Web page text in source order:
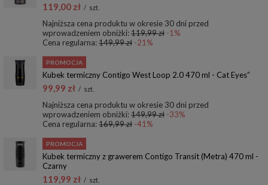
119,00 zł / szt.
Najniższa cena produktu w okresie 30 dni przed
wprowadzeniem obniżki:119,99 zł -1%
Cena regularna:149,99 zł -21%
PROMOCJA
Kubek termiczny Contigo West Loop 2.0 470 ml - Cat Eyes”
99,99 zł / szt.
Najniższa cena produktu w okresie 30 dni przed
wprowadzeniem obniżki:149,99 zł -33%
Cena regularna:169,99 zł -41%
PROMOCJA
Kubek termiczny z grawerem Contigo Transit (Metra) 470 ml -
Czarny
119,99 zł / szt.